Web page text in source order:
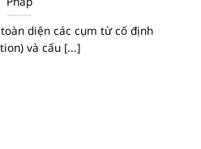
diện các cụm từ cố định
và cấu [...]